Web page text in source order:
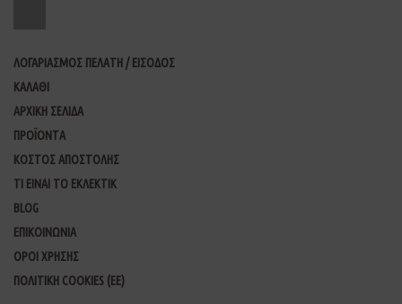
ΛΟΓΑΡΙΑΣΜΟΣ ΠΕΛΑΤΗ / ΕΙΣΟΔΟΣ
ΚΑΛΑΘΙ
ΑΡΧΙΚΗ ΣΕΛΙΔΑ
ΠΡΟΪΟΝΤΑ
ΚΟΣΤΟΣ ΑΠΟΣΤΟΛΗΣ
ΤΙ ΕΙΝΑΙ ΤΟ ΕΚΛΕΚΤΙΚ
BLOG
ΕΠΙΚΟΙΝΩΝΙΑ
ΟΡΟΙ ΧΡΗΣΗΣ
ΠΟΛΙΤΙΚΗ COOKIES (ΕΕ)